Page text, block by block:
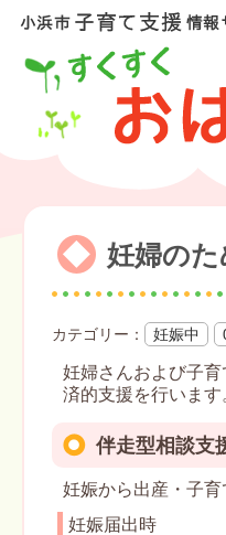
妊婦のた
妊娠中
妊婦さんおよび子
済的支援を行います
伴走型相談支
妊娠から出産・子
妊娠届出時